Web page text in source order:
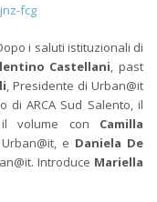
fcg
i saluti istituzionali di
Castellani , past
, Presidente di Urban@it
di ARCA Sud Salento, il
volume con Camilla
e Daniela De
Introduce Mariella